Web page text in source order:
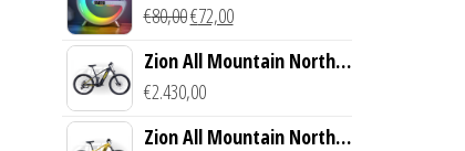
luce LED e ricarica
wireless
€80,00€72,00
Zion All Mountain North
Creek Bike (Nero)
€2.430,00
Zion All Mountain North